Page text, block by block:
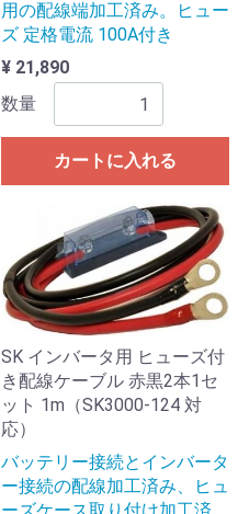
用の配線端加工済み。ヒュー
ズ 定格電流 100A付き
¥ 21,890
数量
カートに入れる
SK インバータ用 ヒューズ付
き配線ケーブル 赤黒2本1セ
ット 1m（SK3000-124 対
応）
バッテリー接続とインバータ
ー接続の配線加工済み、ヒュ